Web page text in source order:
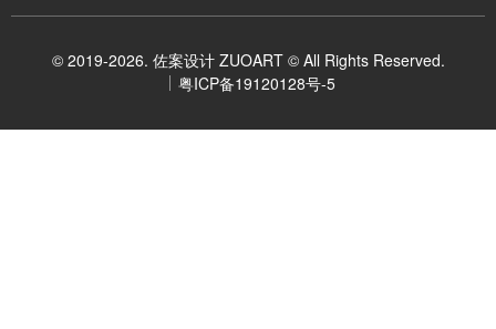
© 2019-2026. 佐案设计 ZUOART © All Rights Reserved.
粤ICP备19120128号-5